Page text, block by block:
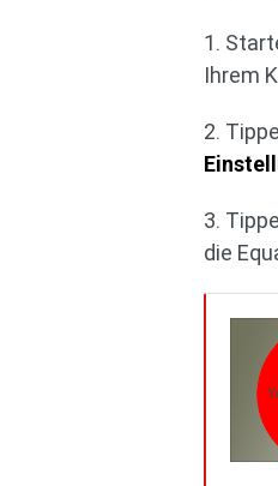
1.
Ihrem
2.
3.
die